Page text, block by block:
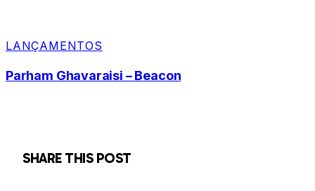
LANÇAMENTOS
Parham Ghavaraisi – Beacon
SHARE THIS POST